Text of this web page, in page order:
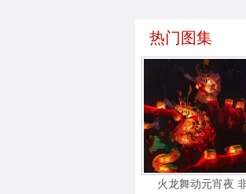
热门图集
火龙舞动元宵夜